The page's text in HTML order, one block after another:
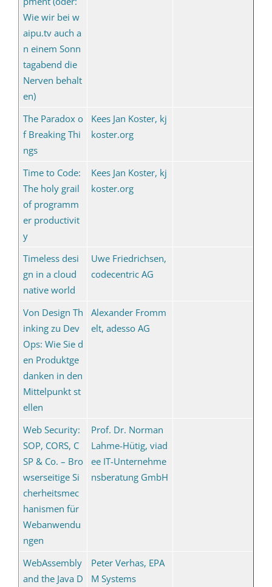
Wie wir bei w
aipu.tv auch a
n einem Sonn
tagabend die
Nerven behalt
en)
The Paradox o
f Breaking Thi
ngs
Kees Jan Koster, kj
koster.org
Time to Code:
The holy grail
of programm
er productivit
y
Kees Jan Koster, kj
koster.org
Timeless desi
gn in a cloud
native world
Uwe Friedrichsen,
codecentric AG
Von Design Th
inking zu Dev
Ops: Wie Sie d
en Produktge
danken in den
Mittelpunkt st
ellen
Alexander Fromm
elt, adesso AG
Web Security:
SOP, CORS, C
SP & Co. – Bro
wserseitige Si
cherheitsmec
hanismen für
Webanwendu
ngen
Prof. Dr. Norman
Lahme-Hütig, viad
ee IT-Unternehme
nsberatung GmbH
WebAssembly
and the Java D
Peter Verhas, EPA
M Systems